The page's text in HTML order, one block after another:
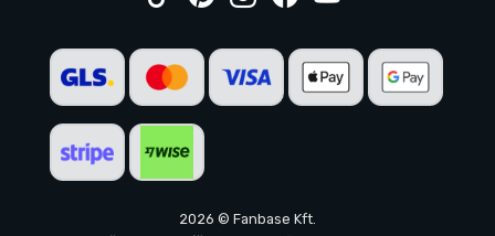
2026 © Fanbase Kft.